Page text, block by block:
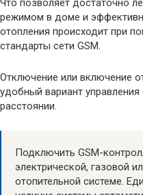
Что позволяет достаточно
режимом в доме и
отопления происходит при
стандарты сети GSM.
Отключение или включение
удобный вариант
расстоянии.
Подключить GSM-
электрической, газовой
отопительной системе.